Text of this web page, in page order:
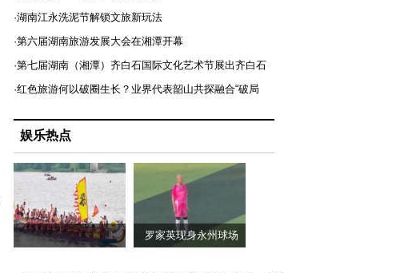
·湖南江永洗泥节解锁文旅新玩法
·第六届湖南旅游发展大会在湘潭开幕
·第七届湖南（湘潭）齐白石国际文化艺术节展出齐白石
·红色旅游何以破圈生长？业界代表韶山共探融合“破局
娱乐热点
罗家英现身永州球场